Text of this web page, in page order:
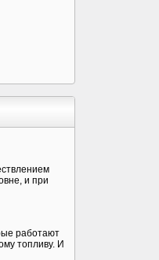
и при
работают
топливу. И